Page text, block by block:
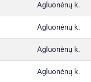
Agluonėnų k.
Agluonėnų k.
Agluonėnų k.
Agluonėnų k.